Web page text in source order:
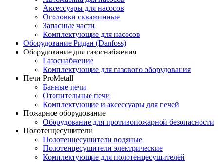
Аксессуары для насосов
Оголовки скважинные
Запасные части
Комплектующие для насосов
Оборудование Ридан (Danfoss)
Оборудование для газоснабжения
Газоснабжение
Комплектующие для газового оборудования
Печи ProMetall
Банные печи
Отопительные печи
Комплектующие и аксессуары для печей
Пожарное оборудование
Оборудование для противопожарной безопасности
Полотенцесушители
Полотенцесушители водяные
Полотенцесушители электрические
Комплектующие для полотенцесушителей